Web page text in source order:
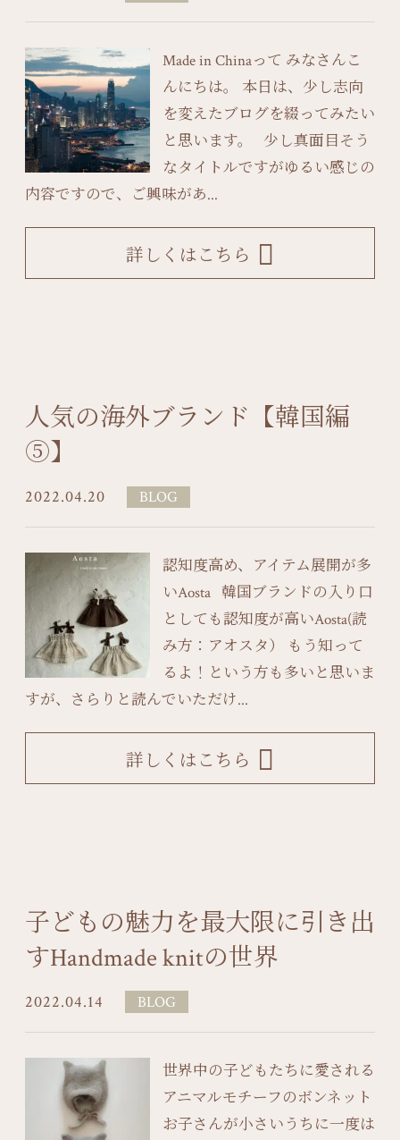
Made in Chinaって みなさんこ
んにちは。 本日は、少し志向
を変えたブログを綴ってみたい
と思います。 少し真面目そう
なタイトルですがゆるい感じの
内容ですので、ご興味があ...
詳しくはこちら
人気の海外ブランド【韓国編
⑤】
2022.04.20 BLOG
認知度高め、アイテム展開が多
いAosta 韓国ブランドの入り口
としても認知度が高いAosta(読
み方：アオスタ） もう知って
るよ！という方も多いと思いま
すが、さらりと読んでいただけ...
詳しくはこちら
子どもの魅力を最大限に引き出
すHandmade knitの世界
2022.04.14 BLOG
世界中の子どもたちに愛される
アニマルモチーフのボンネット
お子さんが小さいうちに一度は